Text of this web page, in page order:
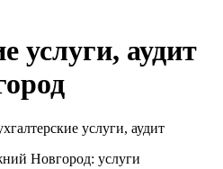
услуги, аудит
услуги, аудит
Новгород: услуги